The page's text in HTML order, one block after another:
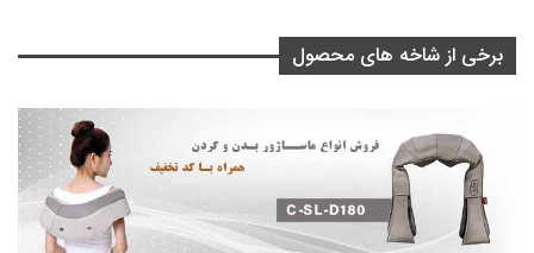
برخی از شاخه های محصول